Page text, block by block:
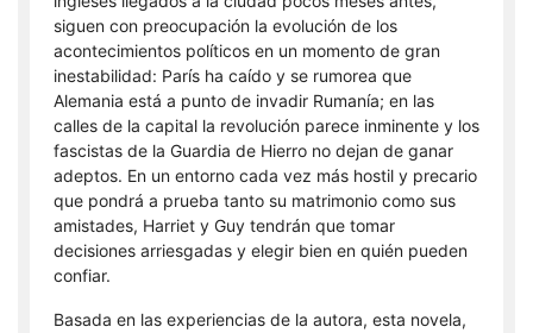
siguen con preocupación la evolución de los
acontecimientos políticos en un momento de gran
inestabilidad: París ha caído y se rumorea que
Alemania está a punto de invadir Rumanía; en las
calles de la capital la revolución parece inminente y los
fascistas de la Guardia de Hierro no dejan de ganar
adeptos. En un entorno cada vez más hostil y precario
que pondrá a prueba tanto su matrimonio como sus
amistades, Harriet y Guy tendrán que tomar
decisiones arriesgadas y elegir bien en quién pueden
confiar.
Basada en las experiencias de la autora, esta novela,